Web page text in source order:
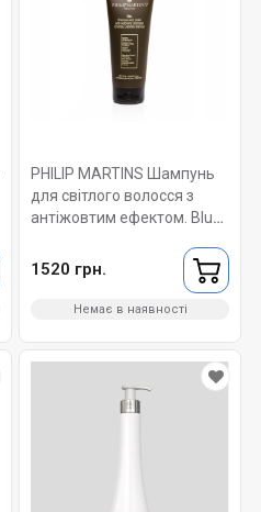
PHILIP MARTINS Шампунь
для світлого волосся з
антіжовтим ефектом. Blu
1520 грн.
Немає в наявності